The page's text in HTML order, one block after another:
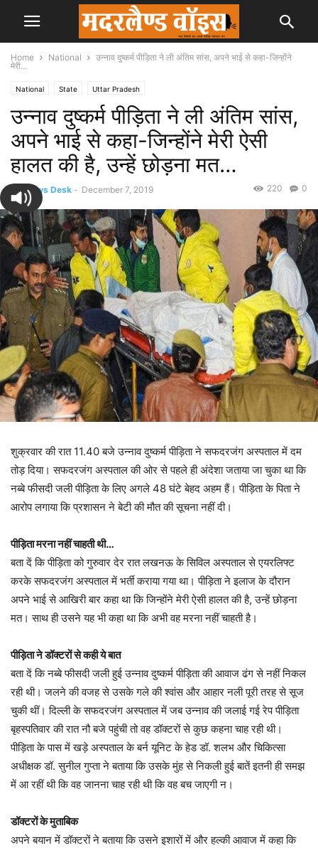
Home National
उन्नाव दुष्कर्म पीड़िता ने ली अंतिम सांस, अपने भाई से कहा-जिन्होंने
मेरी...
National State Uttar Pradesh
उन्नाव दुष्कर्म पीड़िता ने ली अंतिम सांस,
अपने भाई से कहा-जिन्होंने मेरी ऐसी
हालत की है, उन्हें छोड़ना मत…
By News Desk - December 7, 2019 0
220
शुक्रवार की रात 11.40 बजे उन्नाव दुष्कर्म पीड़िता ने सफदरजंग अस्पताल में दम
तोड़ दिया। सफदरजंग अस्पताल की ओर से पहले ही अंदेशा जताया जा चुका था कि
नब्बे फीसदी जली पीड़िता के लिए अगले 48 घंटे बेहद अहम हैं। पीड़िता के पिता ने
आरोप लगाया कि प्रशासन ने बेटी की मौत की सूचना नहीं दी।
पीड़िता मरना नहीं चाहती थी…
बता दें कि पीड़िता को गुरुवार देर रात लखनऊ के सिविल अस्पताल से एयरलिफ्ट
करके सफदरजंग अस्पताल में भर्ती कराया गया था। पीड़िता ने इलाज के दौरान
अपने भाई से आखिरी बार कहा था कि जिन्होंने मेरी ऐसी हालत की है, उन्हें छोड़ना
मत। साथ ही उसने यह भी कहा था कि अभी वह मरना नहीं चाहती है।
पीड़िता ने डॉक्टरों से कही ये बात
बता दें कि नब्बे फीसदी जली हुई उन्नाव दुष्कर्म पीड़िता की आवाज ढंग से नहीं निकल
रही थी। जलने की वजह से उसके गले की श्वांस और आहार नली पूरी तरह से सूज
चुकी थीं। दिल्ली के सफदरजंग अस्पताल में जब उन्नाव की जलाई गई रेप पीड़िता
बृहस्पतिवार की रात नौ बजे पहुंची तो वह डॉक्टरों से कुछ कहना चाह रही थी।
पीड़िता के पास में खड़े अस्पताल के बर्न यूनिट के हेड डॉ. शलभ और चिकित्सा
अधीक्षक डॉ. सुनील गुप्ता ने बताया कि उसके मुंह से निकली हुई बातें इतनी ही समझ
में आ रहीं थी कि वह जानना चाह रही थी कि वह बच जाएगी न।
डॉक्टरों के मुताबिक
अपने बयान में डॉक्टरों ने बताया कि उसने इशारों में और हल्की आवाज में कहा कि